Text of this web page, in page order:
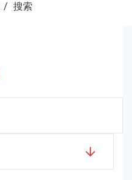
搜索